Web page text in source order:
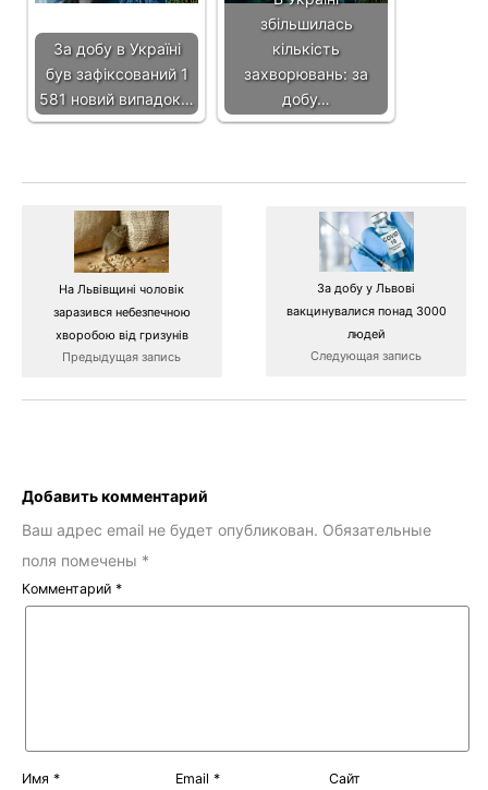
За добу в Україні
був зафіксований 1
581 новий випадок…
збільшилась
кількість
захворювань: за
добу…
На Львівщині чоловік
заразився небезпечною
хворобою від гризунів
Предыдущая запись
За добу у Львові
вакцинувалися понад 3000
людей
Следующая запись
Добавить комментарий
Ваш адрес email не будет опубликован. Обязательные
поля помечены *
Комментарий *
Имя * Email * Сайт